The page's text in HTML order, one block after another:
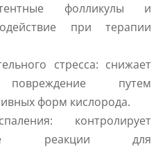
фолликулы и
при терапии
стресса: снижает
повреждение путем
форм кислорода.
контролирует
реакции для